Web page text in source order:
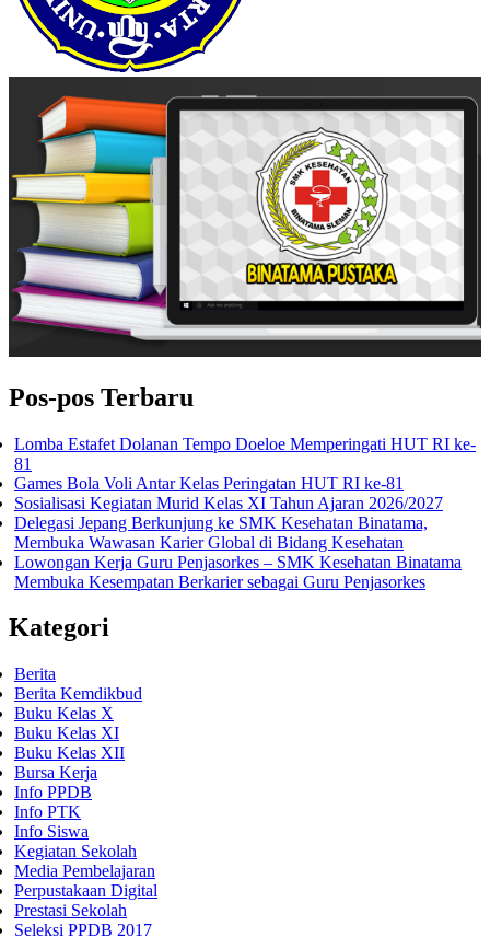
Pos-pos Terbaru
Lomba Estafet Dolanan Tempo Doeloe Memperingati HUT RI ke-
81
Games Bola Voli Antar Kelas Peringatan HUT RI ke-81
Sosialisasi Kegiatan Murid Kelas XI Tahun Ajaran 2026/2027
Delegasi Jepang Berkunjung ke SMK Kesehatan Binatama,
Membuka Wawasan Karier Global di Bidang Kesehatan
Lowongan Kerja Guru Penjasorkes – SMK Kesehatan Binatama
Membuka Kesempatan Berkarier sebagai Guru Penjasorkes
Kategori
Berita
Berita Kemdikbud
Buku Kelas X
Buku Kelas XI
Buku Kelas XII
Bursa Kerja
Info PPDB
Info PTK
Info Siswa
Kegiatan Sekolah
Media Pembelajaran
Perpustakaan Digital
Prestasi Sekolah
Seleksi PPDB 2017